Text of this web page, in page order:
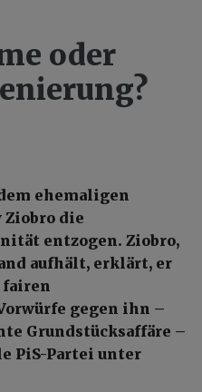
oder
ehemaligen
die
entzogen. Ziobro,
aufhält, erklärt, er
gegen ihn –
Grundstücksaffäre –
PiS-Partei unter